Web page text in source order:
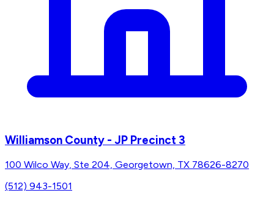
Williamson County - JP Precinct 3
100 Wilco Way, Ste 204, Georgetown, TX 78626-8270
(512) 943-1501